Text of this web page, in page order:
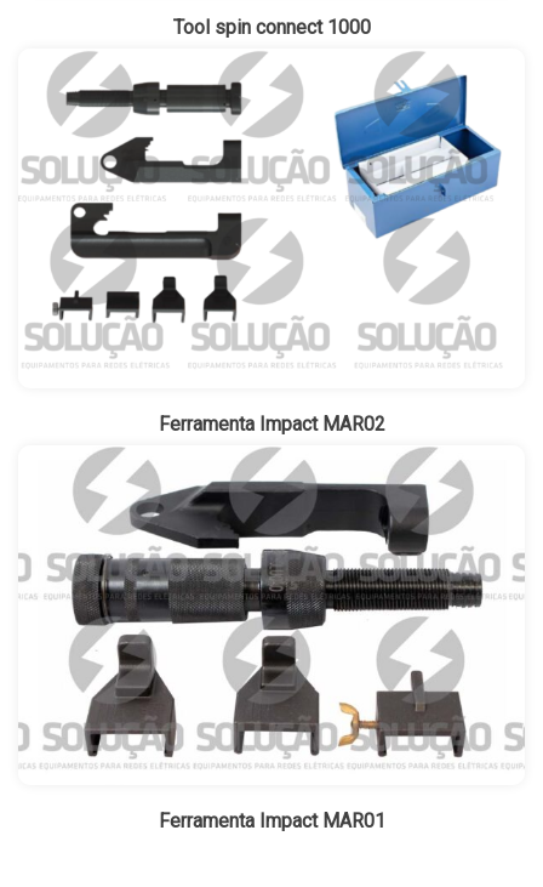
Tool spin connect 1000
Ferramenta Impact MAR02
Ferramenta Impact MAR01